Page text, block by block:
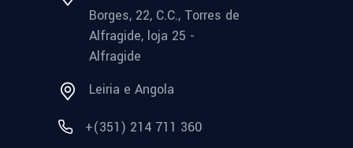
Borges, 22, C.C., Torres de
Alfragide, loja 25 -
Alfragide
Leiria e Angola
+(351) 214 711 360